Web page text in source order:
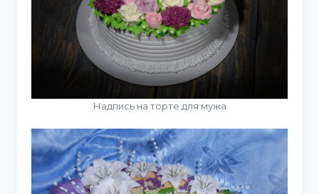
Надпись на торте для мужа